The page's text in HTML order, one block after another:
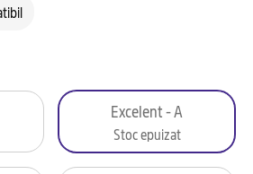
Excelent - A
Stoc epuizat